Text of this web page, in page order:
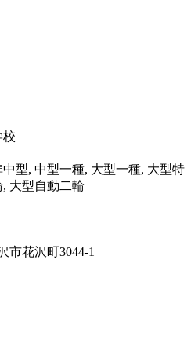
校
型, 中型一種, 大型一種, 大型特
大型自動二輪
市花沢町3044-1